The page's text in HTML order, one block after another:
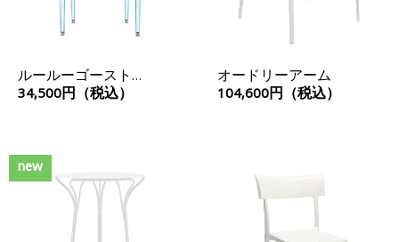
ルールーゴースト
（KIDS）
34,500円（税込）
オードリーアーム
104,600円（税込）
new